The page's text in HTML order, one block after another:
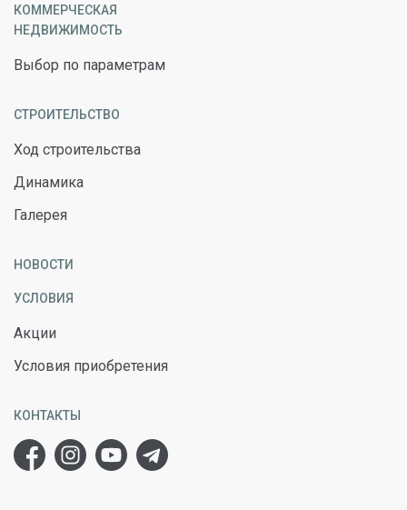
КОММЕРЧЕСКАЯ
НЕДВИЖИМОСТЬ
Выбор по параметрам
СТРОИТЕЛЬСТВО
Ход строительства
Динамика
Галерея
НОВОСТИ
УСЛОВИЯ
Акции
Условия приобретения
КОНТАКТЫ